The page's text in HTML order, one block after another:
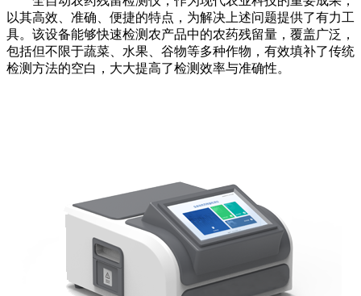
以其高效、准确、便捷的特点，为解决上述问题提供了有力工
具。该设备能够快速检测农产品中的农药残留量，覆盖广泛，
包括但不限于蔬菜、水果、谷物等多种作物，有效填补了传统
检测方法的空白，大大提高了检测效率与准确性。